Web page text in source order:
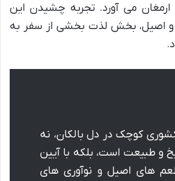
ارمغان می آورد. تجربه چشیدن این
و اصیل، بخش لذت بخشی از سفر به
کشوری کوچک در دل بالکان، نه
و طبیعت است، بلکه با آیین
های اصیل و نوآوری های